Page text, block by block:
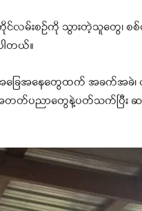
မ်းစဉ်ကို သွားတဲ့သူတွေ၊ စ
တယ်။
ေအနေတွေထက် အခက်အခဲ၊ လို
ညာတွေနဲ့ပတ်သက်ပြီး ဆက်